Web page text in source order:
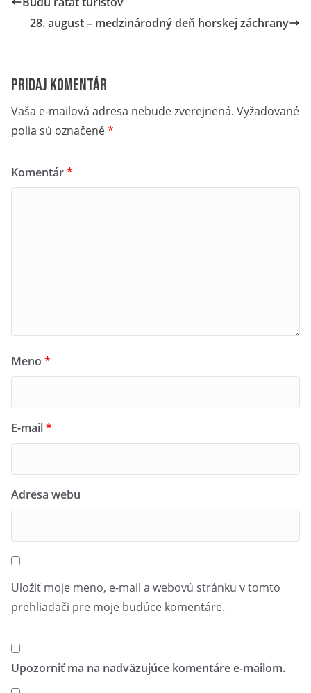
28. august – medzinárodný deň horskej záchrany
Pridaj komentár
Vaša e-mailová adresa nebude zverejnená. Vyžadované
polia sú označené*
Komentár*
Meno *
E-mail*
Adresa webu
Uložiť moje meno, e-mail a webovú stránku v tomto
prehliadači pre moje budúce komentáre.
Upozorniť ma na nadväzujúce komentáre e-mailom.